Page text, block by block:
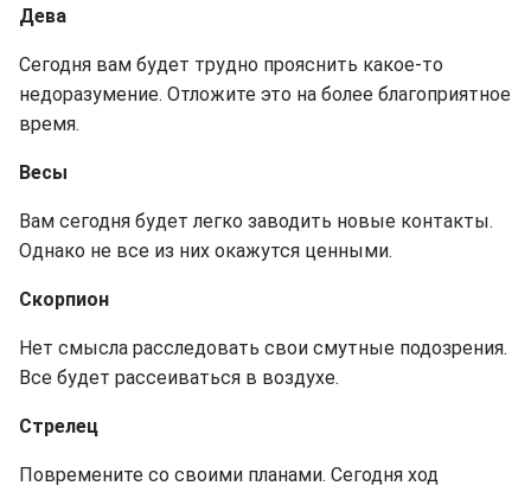
Дева
Сегодня вам будет трудно прояснить какое-то
недоразумение. Отложите это на более благоприятное
время.
Весы
Вам сегодня будет легко заводить новые контакты.
Однако не все из них окажутся ценными.
Скорпион
Нет смысла расследовать свои смутные подозрения.
Все будет рассеиваться в воздухе.
Стрелец
Повремените со своими планами. Сегодня ход